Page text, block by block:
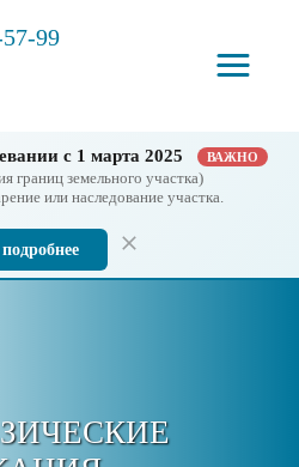
99
с 1 марта 2025 ВАЖНО
границ земельного участка)
или наследование участка.